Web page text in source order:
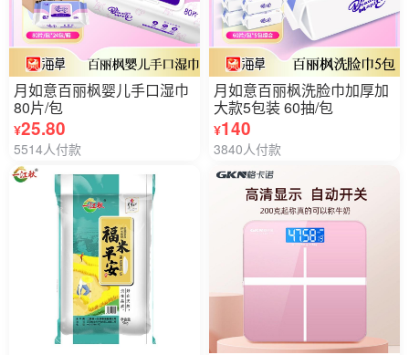
月如意百丽枫婴儿手口湿巾
80片/包
¥25.80
5514人付款
月如意百丽枫洗脸巾加厚加
大款5包装 60抽/包
¥140
3840人付款